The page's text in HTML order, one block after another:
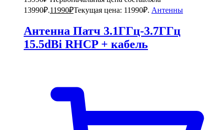
13990₽.11990₽Текущая цена: 11990₽. Антенны
Антенна Патч 3.1ГГц-3.7ГГц
15.5dBi RHCP + кабель